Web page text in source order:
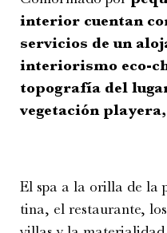
interior cuentan
servicios de un
interiorismo eco-
topografía del
vegetación
El spa a la orilla de la
tina, el restaurante,